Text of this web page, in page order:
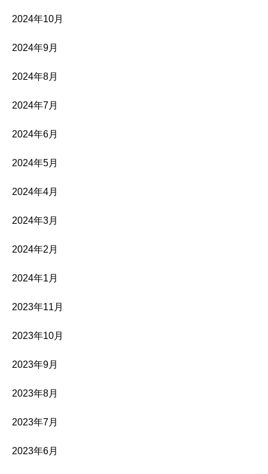
2024年10月
2024年9月
2024年8月
2024年7月
2024年6月
2024年5月
2024年4月
2024年3月
2024年2月
2024年1月
2023年11月
2023年10月
2023年9月
2023年8月
2023年7月
2023年6月